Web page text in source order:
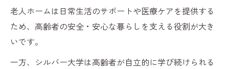
老人ホームは日常生活のサポートや医療ケアを提供する
ため、高齢者の安全・安心な暮らしを支える役割が大き
いです。
一方、シルバー大学は高齢者が自立的に学び続けられる